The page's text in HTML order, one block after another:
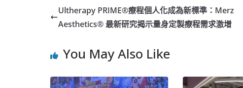
Ultherapy PRIME®療程個人化成為新標準：Merz
Aesthetics® 最新研究揭示量身定製療程需求激增
You May Also Like